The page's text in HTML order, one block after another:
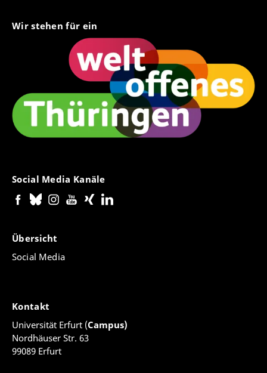
Wir stehen für ein
Social Media Kanäle
Übersicht
Social Media
Kontakt
Universität Erfurt (Campus)
Nordhäuser Str. 63
99089 Erfurt